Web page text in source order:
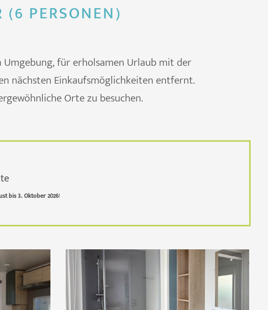
PERSONEN)
für erholsamen Urlaub mit der
nächsten Einkaufsmöglichkeiten entfernt.
Orte zu besuchen.
bis 3. Oktober 2026!